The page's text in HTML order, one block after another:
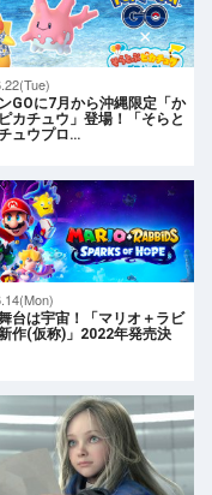
GOに7月から沖縄限定「か
カチュウ」登場！「そらと
ュウプロ…
台は宇宙！「マリオ＋ラビ
作(仮称)」2022年発売決